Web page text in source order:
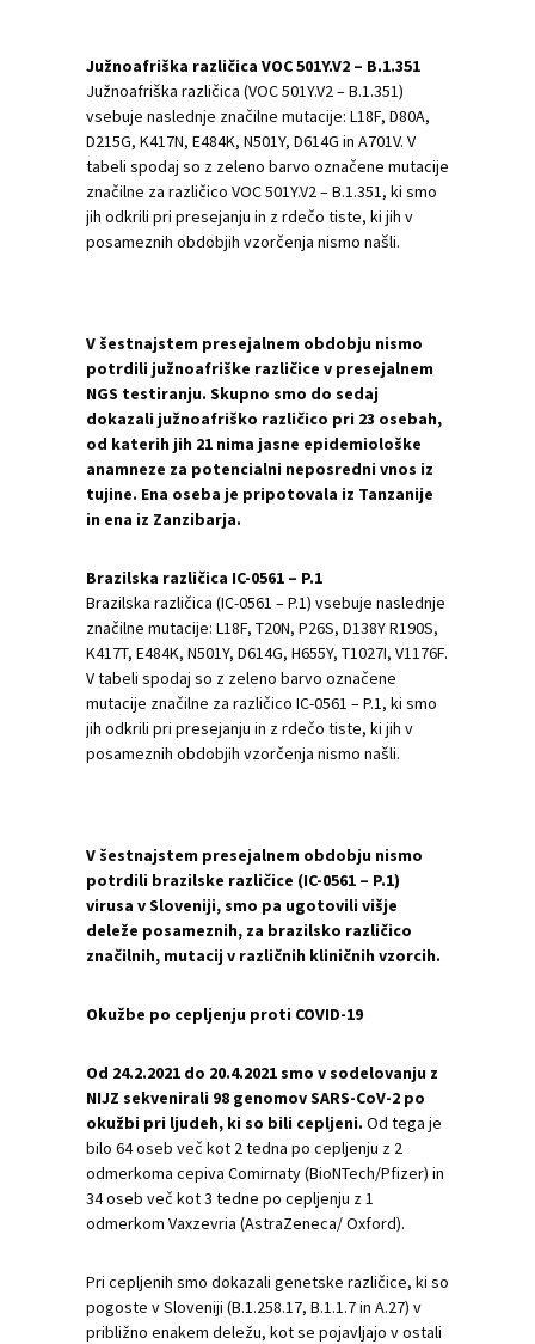
Južnoafriška različica VOC 501Y.V2 – B.1.351
Južnoafriška različica (VOC 501Y.V2 – B.1.351)
vsebuje naslednje značilne mutacije: L18F, D80A,
D215G, K417N, E484K, N501Y, D614G in A701V. V
tabeli spodaj so z zeleno barvo označene mutacije
značilne za različico VOC 501Y.V2 – B.1.351, ki smo
jih odkrili pri presejanju in z rdečo tiste, ki jih v
posameznih obdobjih vzorčenja nismo našli.
V šestnajstem presejalnem obdobju nismo
potrdili južnoafriške različice v presejalnem
NGS testiranju. Skupno smo do sedaj
dokazali južnoafriško različico pri 23 osebah,
od katerih jih 21 nima jasne epidemiološke
anamneze za potencialni neposredni vnos iz
tujine. Ena oseba je pripotovala iz Tanzanije
in ena iz Zanzibarja.
Brazilska različica IC-0561 – P.1
Brazilska različica (IC-0561 – P.1) vsebuje naslednje
značilne mutacije: L18F, T20N, P26S, D138Y R190S,
K417T, E484K, N501Y, D614G, H655Y, T1027I, V1176F.
V tabeli spodaj so z zeleno barvo označene
mutacije značilne za različico IC-0561 – P.1, ki smo
jih odkrili pri presejanju in z rdečo tiste, ki jih v
posameznih obdobjih vzorčenja nismo našli.
V šestnajstem presejalnem obdobju nismo
potrdili brazilske različice (IC-0561 – P.1)
virusa v Sloveniji, smo pa ugotovili višje
deleže posameznih, za brazilsko različico
značilnih, mutacij v različnih kliničnih vzorcih.
Okužbe po cepljenju proti COVID-19
Od 24.2.2021 do 20.4.2021 smo v sodelovanju z
NIJZ sekvenirali 98 genomov SARS-CoV-2 po
okužbi pri ljudeh, ki so bili cepljeni. Od tega je
bilo 64 oseb več kot 2 tedna po cepljenju z 2
odmerkoma cepiva Comirnaty (BioNTech/Pfizer) in
34 oseb več kot 3 tedne po cepljenju z 1
odmerkom Vaxzevria (AstraZeneca/ Oxford).
Pri cepljenih smo dokazali genetske različice, ki so
pogoste v Sloveniji (B.1.258.17, B.1.1.7 in A.27) v
približno enakem deležu, kot se pojavljajo v ostali